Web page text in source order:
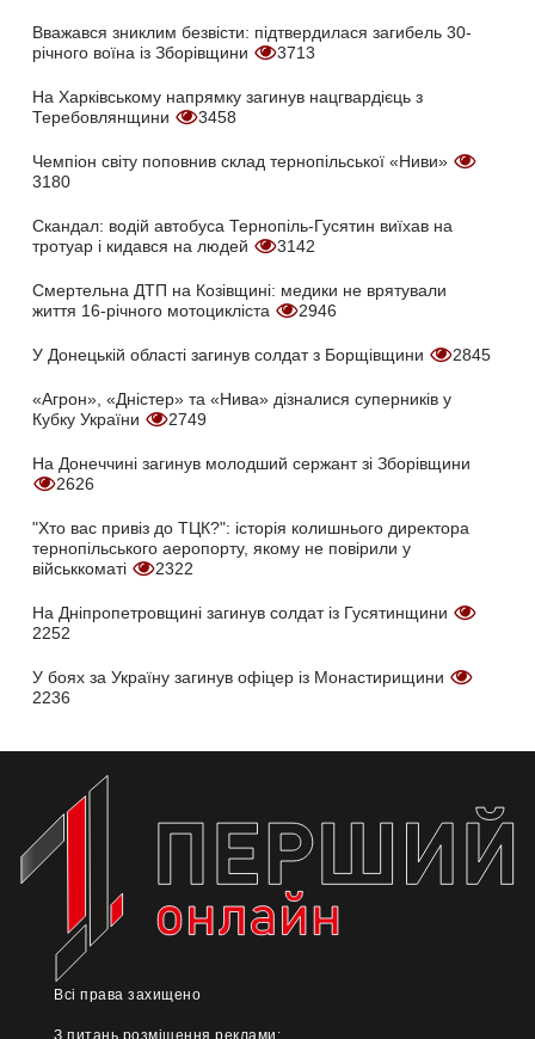
Вважався зниклим безвісти: підтвердилася загибель 30-
річного воїна із Зборівщини
3713
На Харківському напрямку загинув нацгвардієць з
Теребовлянщини
3458
Чемпіон світу поповнив склад тернопільської «Ниви»
3180
Скандал: водій автобуса Тернопіль-Гусятин виїхав на
тротуар і кидався на людей
3142
Смертельна ДТП на Козівщині: медики не врятували
життя 16-річного мотоцикліста
2946
У Донецькій області загинув солдат з Борщівщини 2845
«Агрон», «Дністер» та «Нива» дізналися суперників у
Кубку України
2749
На Донеччині загинув молодший сержант зі Зборівщини
2626
"Хто вас привіз до ТЦК?": історія колишнього директора
тернопільського аеропорту, якому не повірили у
військкоматі
2322
На Дніпропетровщині загинув солдат із Гусятинщини
2252
У боях за Україну загинув офіцер із Монастирищини
2236
Всі права захищено
З питань розміщення реклами: